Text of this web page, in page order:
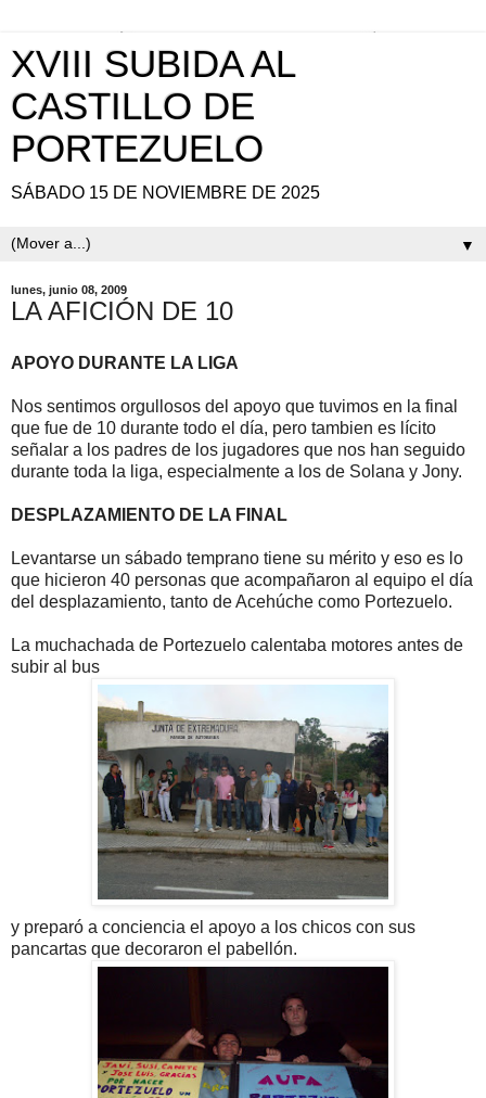
XVIII SUBIDA AL
CASTILLO DE
PORTEZUELO
SÁBADO 15 DE NOVIEMBRE DE 2025
▼
lunes, junio 08, 2009
LA AFICIÓN DE 10
APOYO DURANTE LA LIGA
Nos sentimos orgullosos del apoyo que tuvimos en la final
que fue de 10 durante todo el día, pero tambien es lícito
señalar a los padres de los jugadores que nos han seguido
durante toda la liga, especialmente a los de Solana y Jony.
DESPLAZAMIENTO DE LA FINAL
Levantarse un sábado temprano tiene su mérito y eso es lo
que hicieron 40 personas que acompañaron al equipo el día
del desplazamiento, tanto de Acehúche como Portezuelo.
La muchachada de Portezuelo calentaba motores antes de
subir al bus
y preparó a conciencia el apoyo a los chicos con sus
pancartas que decoraron el pabellón.